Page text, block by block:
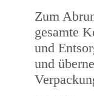
Zum
gesamte
und
und